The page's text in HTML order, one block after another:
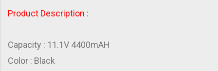
Product Description :
Capacity : 11.1V 4400mAH
Color : Black